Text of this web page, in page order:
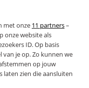
met onze 11 partners–
onze website als
ID. Op basis
je op. Zo kunnen we
op jouw
zien die aansluiten